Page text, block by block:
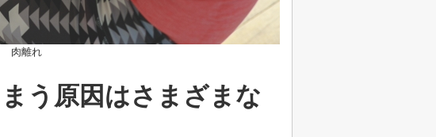
肉離れ
う原因はさまざまな